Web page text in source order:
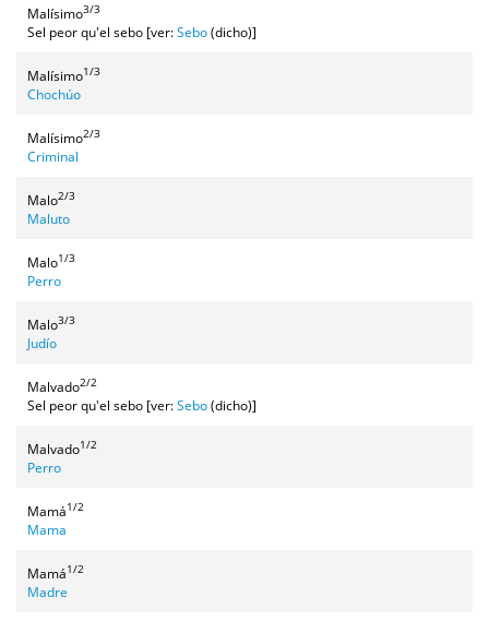
Malísimo3/3
Sel peor qu'el sebo [ver:Sebo(dicho)]
Malísimo1/3
Chochúo
Malísimo2/3
Criminal
Malo2/3
Maluto
Malo1/3
Perro
Malo3/3
Judío
Malvado2/2
Sel peor qu'el sebo [ver:Sebo(dicho)]
Malvado1/2
Perro
Mamá1/2
Mama
Mamá1/2
Madre